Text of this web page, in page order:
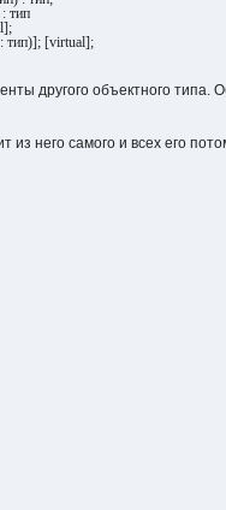
тип
тип)]; [virtual];
другого объектного типа.
из него самого и всех его